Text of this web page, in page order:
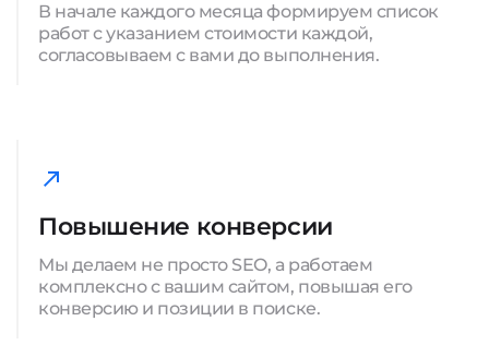
В начале каждого месяца формируем список
работ с указанием стоимости каждой,
согласовываем с вами до выполнения.
Повышение конверсии
Мы делаем не просто SEO, а работаем
комплексно с вашим сайтом, повышая его
конверсию и позиции в поиске.